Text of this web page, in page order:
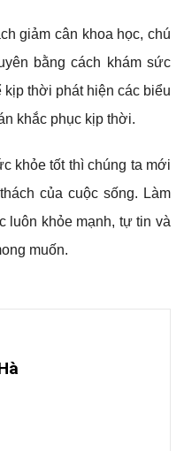
giảm cân khoa học, chú
bằng cách khám sức
kịp thời phát hiện các biểu
khắc phục kịp thời.
khỏe tốt thì chúng ta mới
của cuộc sống. Làm
luôn khỏe mạnh, tự tin và
muốn.